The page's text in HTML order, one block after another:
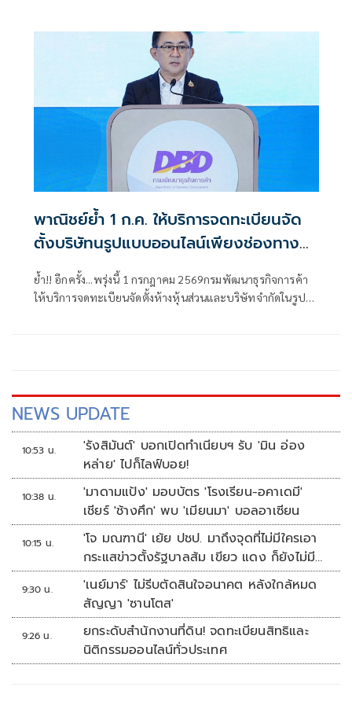
พาณิชย์ย้ำ 1 ก.ค. ให้บริการจดทะเบียนจัด
ตั้งบริษัทนรูปแบบออนไลน์เพียงช่องทาง
เดียว 100%
ย้ำ!! อีกครั้ง...พรุ่งนี้ 1 กรกฎาคม 2569กรมพัฒนาธุรกิจการค้า
ให้บริการจดทะเบียนจัดตั้งห้างหุ้นส่วนและบริษัทจำกัดในรูป
NEWS UPDATE
10:53 น.
'รังสิมันต์' บอกเปิดทำเนียบฯ รับ 'มิน อ่อง
หล่าย' ไปก็ไลฟ์บอย!
10:38 น.
'มาดามแป้ง' มอบบัตร 'โรงเรียน-อคาเดมี'
เชียร์ 'ช้างศึก' พบ 'เมียนมา' บอลอาเซียน
10:15 น.
'โจ มณฑานี' เย้ย ปชป. มาถึงจุดที่ไม่มีใครเอา
กระแสข่าวตั้งรัฐบาลส้ม เขียว แดง ก็ยังไม่มีฟ้า
เลย
9:30 น.
'เนย์มาร์' ไม่รีบตัดสินใจอนาคต หลังใกล้หมด
สัญญา 'ซานโตส'
9:26 น.
ยกระดับสำนักงานที่ดิน! จดทะเบียนสิทธิและ
นิติกรรมออนไลน์ทั่วประเทศ